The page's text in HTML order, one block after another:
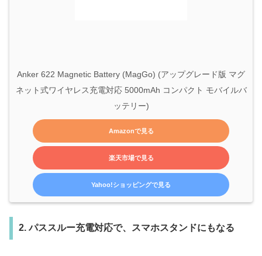
Anker 622 Magnetic Battery (MagGo) (アップグレード版 マグ
ネット式ワイヤレス充電対応 5000mAh コンパクト モバイルバ
ッテリー)
Amazonで見る
楽天市場で見る
Yahoo!ショッピングで見る
2. パススルー充電対応で、スマホスタンドにもなる